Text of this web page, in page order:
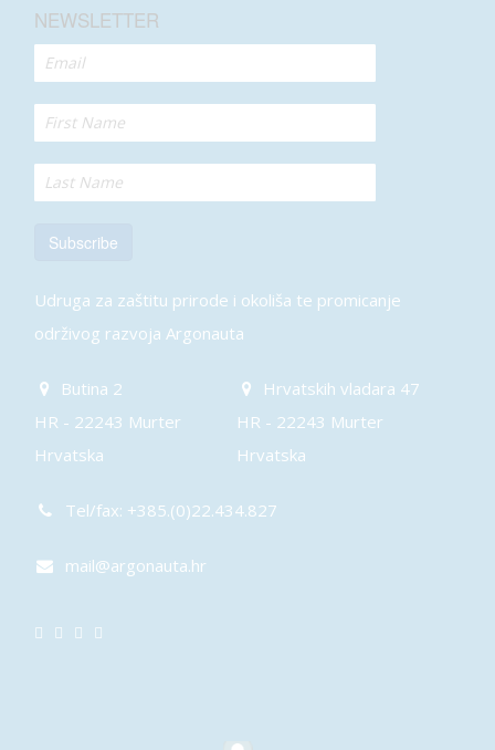
NEWSLETTER
Subscribe
Udruga za zaštitu prirode i okoliša te promicanje
održivog razvoja Argonauta
Butina 2
HR - 22243 Murter
Hrvatska
Hrvatskih vladara 47
HR - 22243 Murter
Hrvatska
Tel/fax: +385.(0)22.434.827
mail@argonauta.hr